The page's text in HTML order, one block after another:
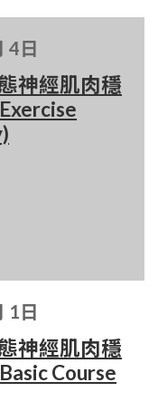
4日
神經肌肉穩
1日
神經肌肉穩
Course